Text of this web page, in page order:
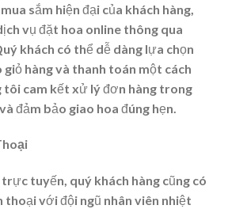
sắm hiện đại của khách hàng,
vụ đặt hoa online thông qua
khách có thể dễ dàng lựa chọn
giỏ hàng và thanh toán một cách
tôi cam kết xử lý đơn hàng trong
đảm bảo giao hoa đúng hẹn.
tuyến, quý khách hàng cũng có
thoại với đội ngũ nhân viên nhiệt